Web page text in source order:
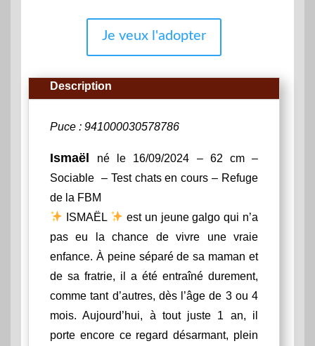
Je veux l'adopter
Description
Puce : 941000030578786
Ismaël
né le 16/09/2024 – 62 cm –
Sociable – Test chats en cours – Refuge
de la FBM
ISMAËL
est un jeune galgo qui n’a
pas eu la chance de vivre une vraie
enfance. À peine séparé de sa maman et
de sa fratrie, il a été entraîné durement,
comme tant d’autres, dès l’âge de 3 ou 4
mois. Aujourd’hui, à tout juste 1 an, il
porte encore ce regard désarmant, plein